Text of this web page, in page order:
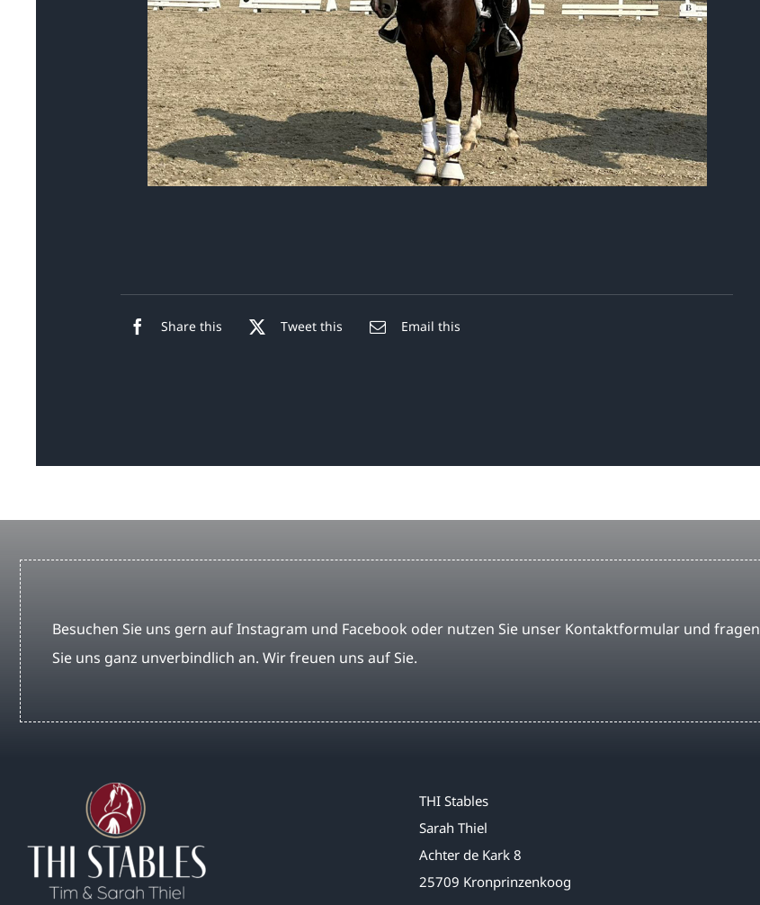
Share this Tweet this Email this
Besuchen Sie uns gern auf Instagram und Facebook oder nutzen Sie unser Kontaktformular und fragen
Sie uns ganz unverbindlich an. Wir freuen uns auf Sie.
THI Stables
Sarah Thiel
Achter de Kark 8
25709 Kronprinzenkoog